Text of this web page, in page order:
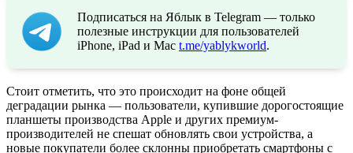
Подписаться на Яблык в Telegram — только
полезные инструкции для пользователей
iPhone, iPad и Mac t.me/yablykworld.
Стоит отметить, что это происходит на фоне общей
деградации рынка — пользователи, купившие дорогостоящие
планшеты производства Apple и других премиум-
производителей не спешат обновлять свои устройства, а
новые покупатели более склонны приобретать смартфоны с